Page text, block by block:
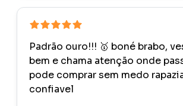
Padrão ouro!!! 🥇 boné brabo,
bem e chama atenção onde
pode comprar sem medo
confiavel